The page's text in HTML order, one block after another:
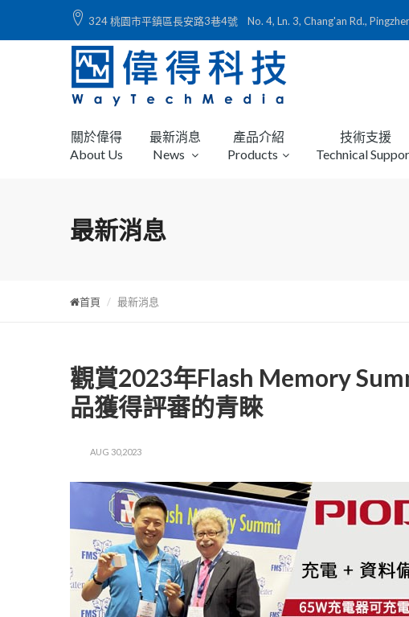
324 桃園市平鎮區長安路3巷4號 No. 4, Ln. 3, Chang'an Rd.,
關於偉得
About Us
最新消息
News
產品介紹
Products
技術支援
Technical
最新消息
首頁 最新消息
觀賞2023年Flash Memory
品獲得評審的青睞
AUG 30,2023